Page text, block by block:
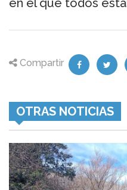
en el que todos
Compartir
OTRAS NOTICIAS